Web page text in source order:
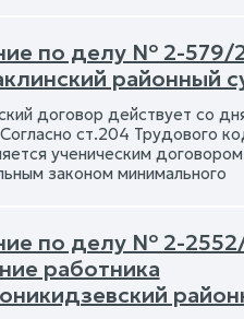
по делу № 2-579/
районный
договор действует со
ст.204 Трудового
ученическим
законом минимального
по делу № 2-
работника